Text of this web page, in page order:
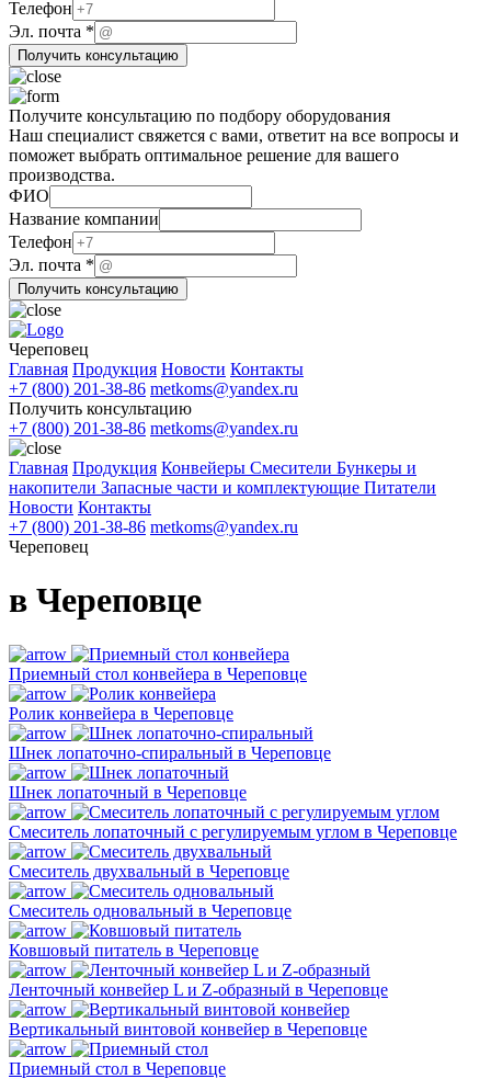
Эл.
почта
Название
Телефон
Эл. почта *
Получить консультацию
Получите консультацию по подбору оборудования
Наш специалист свяжется с вами, ответит на все вопросы и
поможет выбрать оптимальное решение для вашего
производства.
ФИО
Название компании
Телефон
Название
Эл.
Телефон
Эл. почта *
Получить консультацию
Череповец
Главная Продукция Новости Контакты
+7 (800) 201-38-86 metkoms@yandex.ru
Получить консультацию
+7 (800) 201-38-86 metkoms@yandex.ru
Главная Продукция Конвейеры Смесители Бункеры и
накопители Запасные части и комплектующие Питатели
Новости Контакты
+7 (800) 201-38-86 metkoms@yandex.ru
Череповец
в Череповце
Приемный стол конвейера в Череповце
Ролик конвейера в Череповце
Шнек лопаточно-спиральный в Череповце
Шнек лопаточный в Череповце
Смеситель лопаточный с регулируемым углом в Череповце
Смеситель двухвальный в Череповце
Смеситель одновальный в Череповце
Ковшовый питатель в Череповце
Ленточный конвейер L и Z-образный в Череповце
Вертикальный винтовой конвейер в Череповце
Приемный стол в Череповце